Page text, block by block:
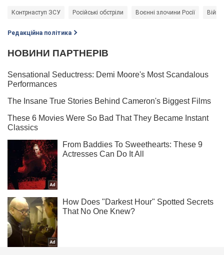
Контрнаступ ЗСУ Російські обстріли Воєнні злочини Росії Війна
Редакційна політика